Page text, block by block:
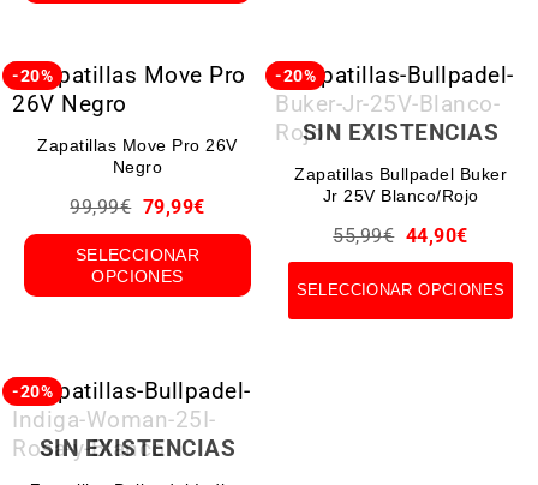
-20%
Zapatillas Move Pro 26V
Negro
99,99€ 79,99€
SELECCIONAR
OPCIONES
-20%
SIN EXISTENCIAS
Zapatillas Bullpadel Buker
Jr 25V Blanco/Rojo
55,99€ 44,90€
SELECCIONAR OPCIONES
-20%
SIN EXISTENCIAS